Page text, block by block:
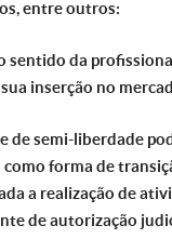
entre outros:
sentido da
inserção no
de semi-liberdade
forma de
a realização de
de autorização